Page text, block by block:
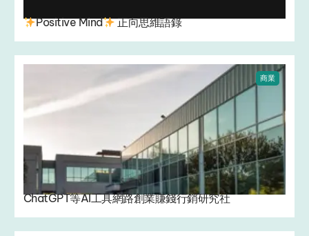
Positive Mind 正向思維語錄
商業
ChatGPT等AI工具網路創業賺錢行銷研究社